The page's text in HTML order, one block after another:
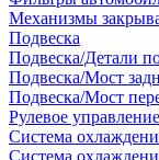
Механизмы
Подвеска
Подвеска/Детали
Подвеска/Мост
Подвеска/Мост
Рулевое управление
Система
Система